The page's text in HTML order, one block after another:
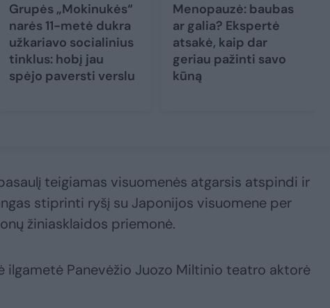
Grupės „Mokinukės“
narės 11-metė dukra
užkariavo socialinius
tinklus: hobį jau
spėjo paversti verslu
Menopauzė: baubas
ar galia? Ekspertė
atsakė, kaip dar
geriau pažinti savo
kūną
teigiamas visuomenės atgarsis atspindi ir
stiprinti ryšį su Japonijos visuomene per
žiniasklaidos priemonė.
Panevėžio Juozo Miltinio teatro aktorė